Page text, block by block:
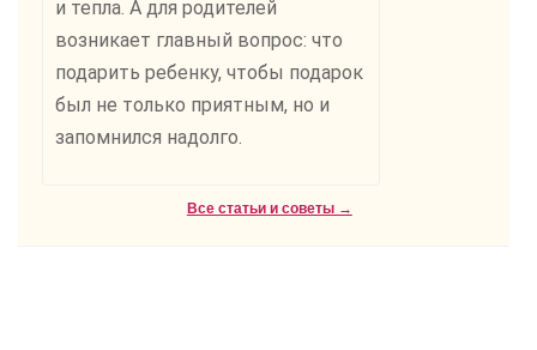
и тепла. А для родителей
возникает главный вопрос: что
подарить ребенку, чтобы подарок
был не только приятным, но и
запомнился надолго.
Все статьи и советы →